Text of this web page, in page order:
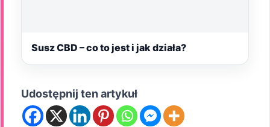
Susz CBD – co to jest i jak działa?
Udostępnij ten artykuł